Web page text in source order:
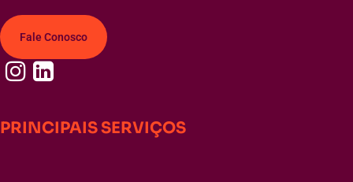
Fale Conosco
PRINCIPAIS SERVIÇOS